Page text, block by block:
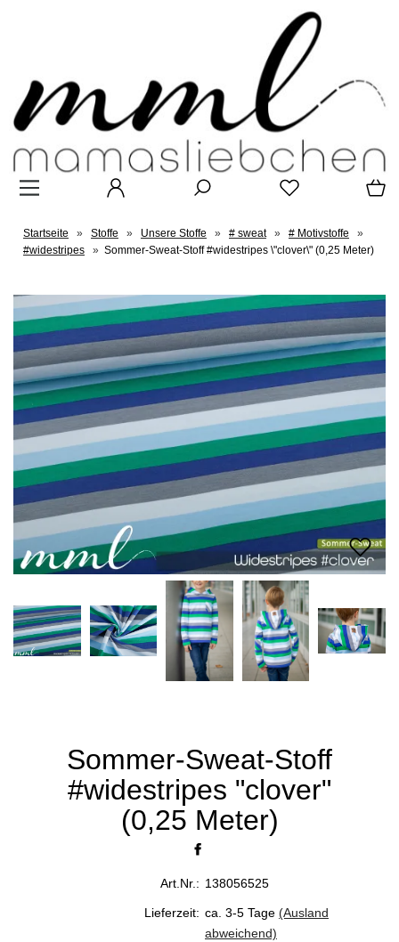
Startseite » Stoffe » Unsere Stoffe » # sweat » # Motivstoffe
»
#widestripes
» Sommer-Sweat-Stoff #widestripes \"clover\" (0,25 Meter)
Sommer-Sweat-Stoff
#widestripes "clover"
(0,25 Meter)
Art.Nr.: 138056525
Lieferzeit: ca. 3-5 Tage (Ausland
abweichend)